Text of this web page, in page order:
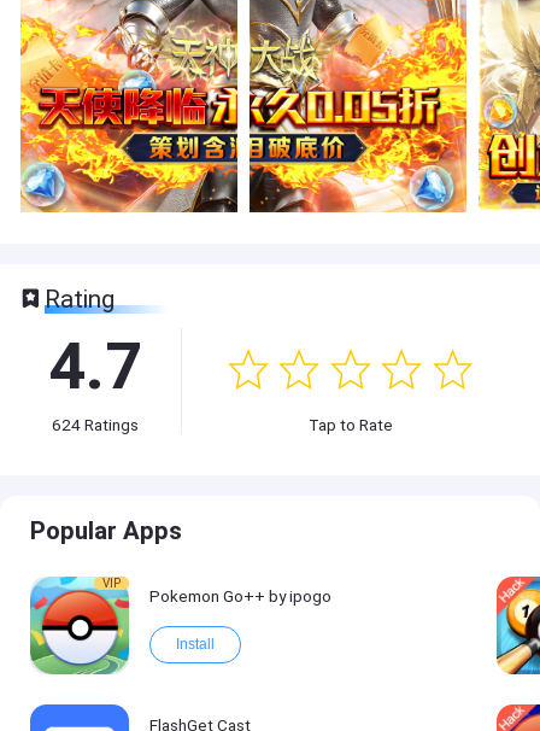
Rating
4.7
624Ratings Tap to Rate
Popular Apps
VIP
Pokemon Go++ by ipogo
Install
FlashGet Cast